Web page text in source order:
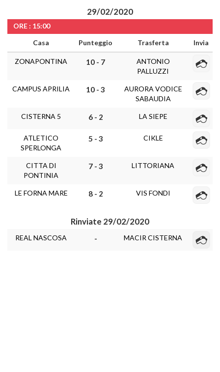
29/02/2020
ORE : 15:00
Casa
Punteggio Trasferta Invia
ZONAPONTINA 10 - 7
ANTONIO
PALLUZZI
CAMPUS APRILIA 10 - 3
AURORA VODICE
SABAUDIA
CISTERNA 5 6 - 2 LA SIEPE
ATLETICO
SPERLONGA
5 - 3 CIKLE
CITTA DI
PONTINIA
7 - 3 LITTORIANA
LE FORNA MARE 8 - 2 VIS FONDI
Rinviate 29/02/2020
REAL NASCOSA - MACIR CISTERNA